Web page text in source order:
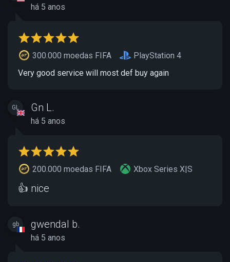
há 5 anos
300.000 moedas FIFA
PlayStation 4
Very good service will most def buy again
GL Gn L.
há 5 anos
200.000 moedas FIFA Xbox Series X|S
👍 nice
gb gwendal b.
há 5 anos